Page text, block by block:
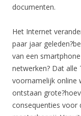
documenten.
Het Internet
paar jaar
van een
netwerken? Dat alle
voornamelijk online
ontstaan
consequenties voor